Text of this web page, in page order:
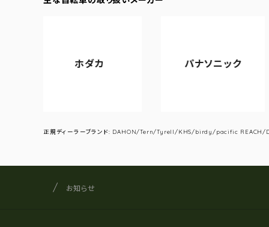
パナソニック
正規ディーラーブランド: DAHON/Tern/Tyrell/KHS/birdy/pacific
サイト内の現在地
サイクルショップナカゴヤ
お知らせ